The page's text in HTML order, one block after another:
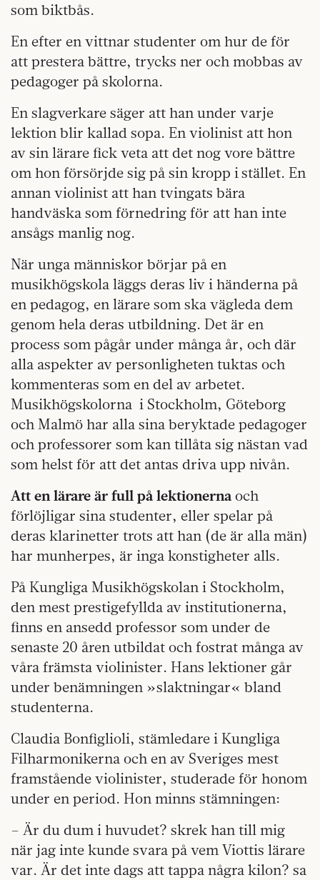
som biktbås.
En efter en vittnar studenter om hur de för
att prestera bättre, trycks ner och mobbas av
pedagoger på skolorna.
En slagverkare säger att han under varje
lektion blir kallad sopa. En violinist att hon
av sin lärare fick veta att det nog vore bättre
om hon försörjde sig på sin kropp i stället. En
annan violinist att han tvingats bära
handväska som förnedring för att han inte
ansågs manlig nog.
När unga människor börjar på en
musikhögskola läggs deras liv i händerna på
en pedagog, en lärare som ska vägleda dem
genom hela deras utbildning. Det är en
process som pågår under många år, och där
alla aspekter av personligheten tuktas och
kommenteras som en del av arbetet.
Musikhögskolorna i Stockholm, Göteborg
och Malmö har alla sina beryktade pedagoger
och professorer som kan tillåta sig nästan vad
som helst för att det antas driva upp nivån.
Att en lärare är full på lektionerna och
förlöjligar sina studenter, eller spelar på
deras klarinetter trots att han (de är alla män)
har munherpes, är inga konstigheter alls.
På Kungliga Musikhögskolan i Stockholm,
den mest prestigefyllda av institutionerna,
finns en ansedd professor som under de
senaste 20 åren utbildat och fostrat många av
våra främsta violinister. Hans lektioner går
under benämningen »slaktningar« bland
studenterna.
Claudia Bonfiglioli, stämledare i Kungliga
Filharmonikerna och en av Sveriges mest
framstående violinister, studerade för honom
under en period. Hon minns stämningen:
– Är du dum i huvudet? skrek han till mig
när jag inte kunde svara på vem Viottis lärare
var. Är det inte dags att tappa några kilon? sa